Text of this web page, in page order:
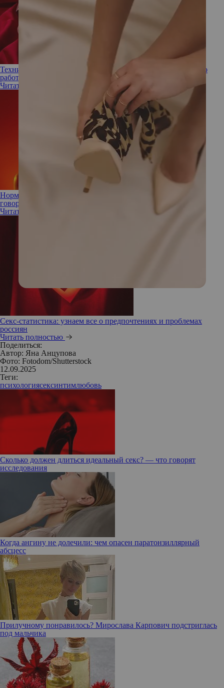
Техники и практики для улучшения сексуальной жизни: что
работает, а что нет
Читать полностью
Нормы, правила и другие стереотипы о сексуальности: что
говорят наука и культура?
Читать полностью
Секс-статистика: узнаем все о предпочтениях и проблемах
россиян
Читать полностью
Поделиться:
Автор: Яна Анцупова
Фото: Fotodom/Shutterstock
12.09.2025
Теги:
психологиясексинтимлюбовь
Сколько должен длиться идеальный секс? — что говорят
исследования
Когда ангину не долечили: чем опасен паратонзиллярный
абсцесс
Прилучному понравилось? Мирослава Карпович подстриглась
под мальчика